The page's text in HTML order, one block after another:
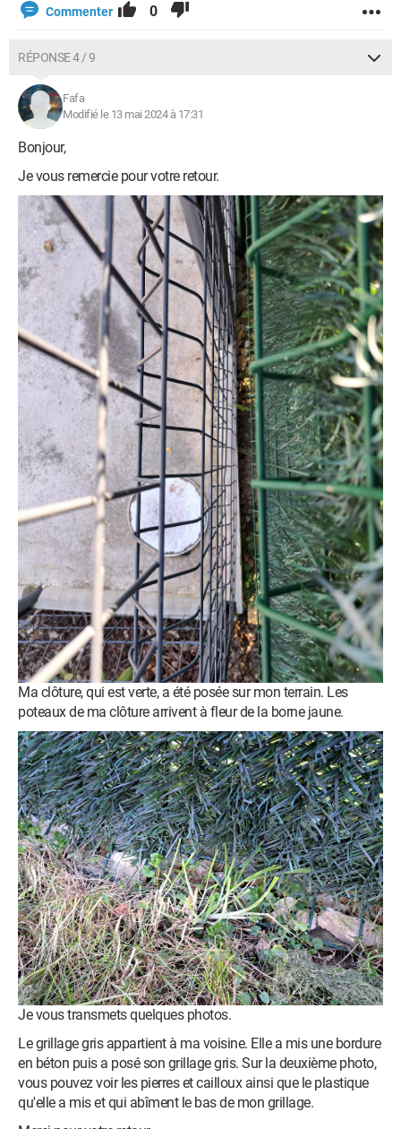
Commenter 0
RÉPONSE 4 / 9
Fafa
Modifié le 13 mai 2024 à 17:31
Bonjour,
Je vous remercie pour votre retour.
Ma clôture, qui est verte, a été posée sur mon terrain. Les
poteaux de ma clôture arrivent à fleur de la borne jaune.
Je vous transmets quelques photos.
Le grillage gris appartient à ma voisine. Elle a mis une bordure
en béton puis a posé son grillage gris. Sur la deuxième photo,
vous pouvez voir les pierres et cailloux ainsi que le plastique
qu'elle a mis et qui abîment le bas de mon grillage.